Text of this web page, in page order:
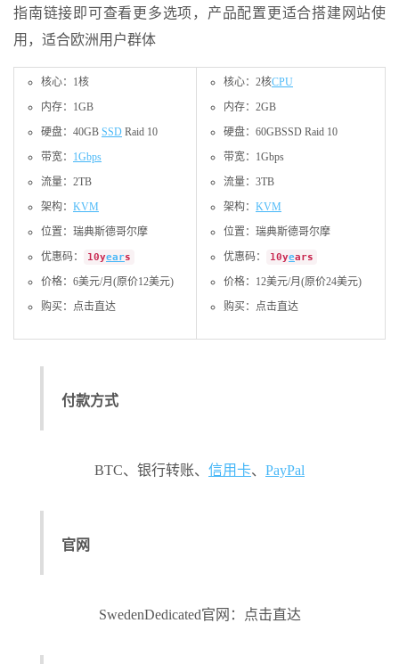
指南链接即可查看更多选项，产品配置更适合搭建网站使
用，适合欧洲用户群体
核心：1核
内存：1GB
硬盘：40GB SSD Raid 10
带宽： 1Gbps
流量：2TB
架构： KVM
位置：瑞典斯德哥尔摩
优惠码：
10years
价格：6美元/月(原价12美元)
购买：点击直达
核心：2核CPU
内存：2GB
硬盘：60GBSSD Raid 10
带宽：1Gbps
流量：3TB
架构： KVM
位置：瑞典斯德哥尔摩
优惠码：
10years
价格：12美元/月(原价24美元)
购买：点击直达
付款方式
BTC、银行转账、 信用卡、 PayPal
官网
SwedenDedicated官网：点击直达